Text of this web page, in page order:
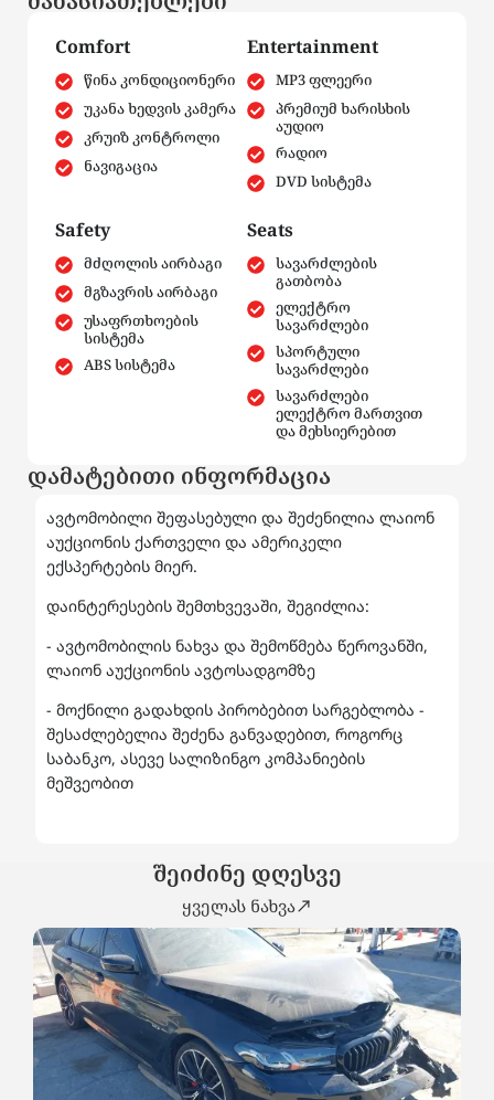
Comfort
წინა კონდიციონერი
უკანა ხედვის კამერა
კრუიზ კონტროლი
ნავიგაცია
Entertainment
MP3 ფლეერი
პრემიუმ ხარისხის
აუდიო
რადიო
DVD სისტემა
Safety
მძღოლის აირბაგი
მგზავრის აირბაგი
უსაფრთხოების
სისტემა
ABS სისტემა
Seats
სავარძლების
გათბობა
ელექტრო
სავარძლები
სპორტული
სავარძლები
სავარძლები
ელექტრო მართვით
და მეხსიერებით
დამატებითი ინფორმაცია
ავტომობილი შეფასებული და შეძენილია ლაიონ
აუქციონის ქართველი და ამერიკელი
ექსპერტების მიერ.
დაინტერესების შემთხვევაში, შეგიძლია:
- ავტომობილის ნახვა და შემოწმება წეროვანში,
ლაიონ აუქციონის ავტოსადგომზე
- მოქნილი გადახდის პირობებით სარგებლობა -
შესაძლებელია შეძენა განვადებით, როგორც
საბანკო, ასევე სალიზინგო კომპანიების
მეშვეობით
შეიძინე დღესვე
ყველას ნახვა